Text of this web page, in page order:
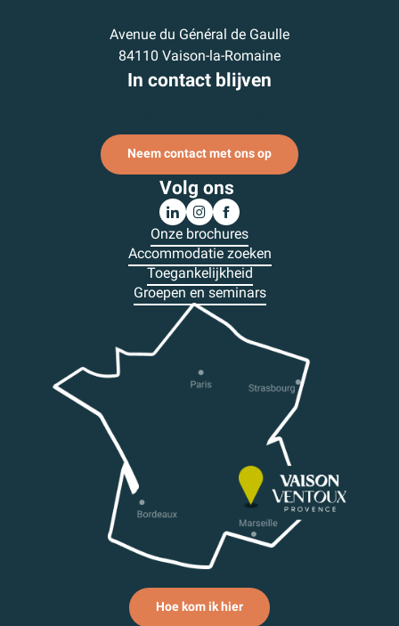
Avenue du Général de Gaulle
84110 Vaison-la-Romaine
In contact blijven
Neem contact met ons op
Volg ons
Onze brochures
Accommodatie zoeken
Toegankelijkheid
Groepen en seminars
Hoe kom ik hier